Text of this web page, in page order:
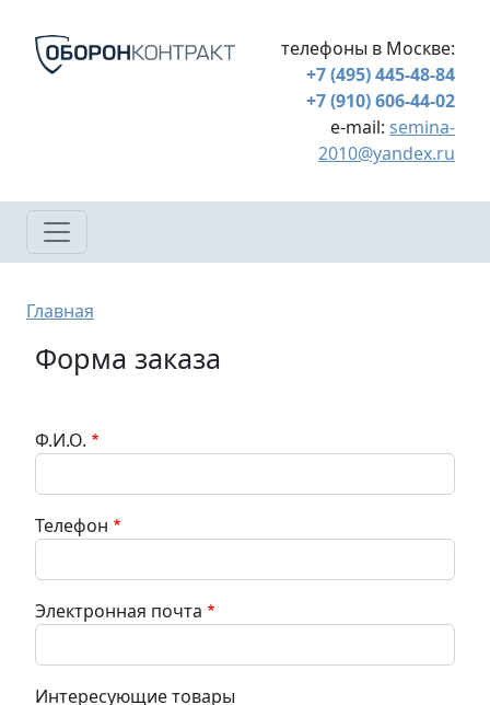
телефоны в Москве:
+7 (495) 445-48-84
+7 (910) 606-44-02
e-mail: semina-
2010@yandex.ru
Строка навигации
Главная
Форма заказа
Ф.И.О.
Телефон
Электронная почта
Интересующие товары